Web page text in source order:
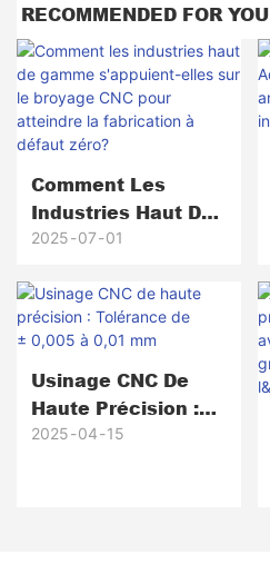
RECOMMENDED FOR YOU
Comment Les
Industries Haut De
Gamme S'appuient-
Broyage CNC Pour
Atteindre La
Fabrication À
Défaut Zéro?
2025 07 01
Usinage CNC De
Haute Précision :
Tolérance De
2025 04 15